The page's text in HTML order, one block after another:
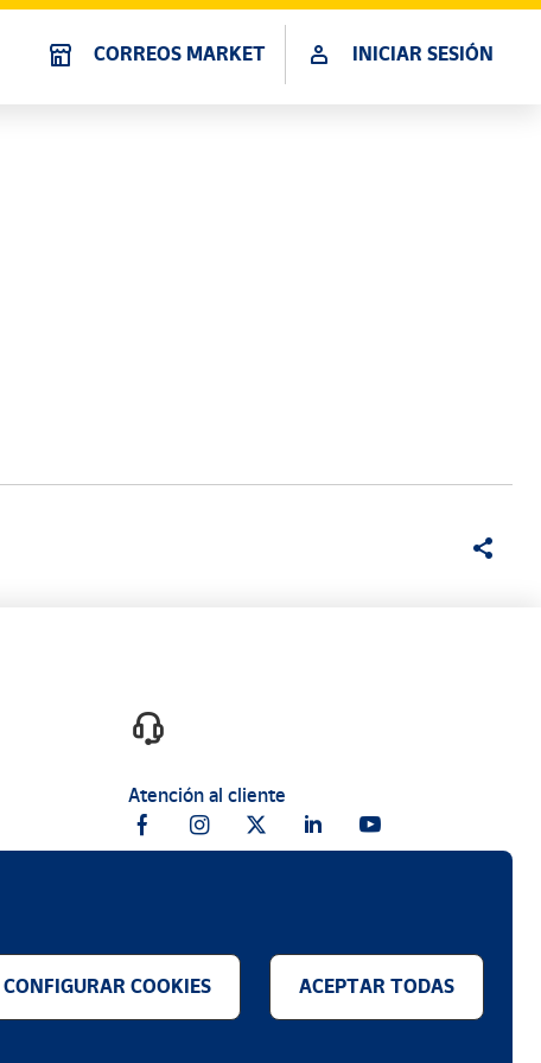
CORREOS MARKET INICIAR SESIÓN
Atención al cliente
CONFIGURAR COOKIES ACEPTAR TODAS